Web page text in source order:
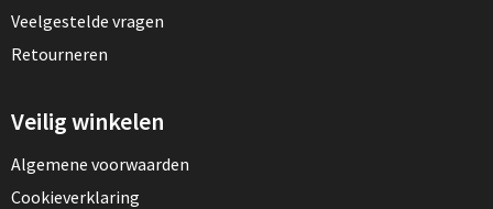
Veelgestelde vragen
Retourneren
Veilig winkelen
Algemene voorwaarden
Cookieverklaring